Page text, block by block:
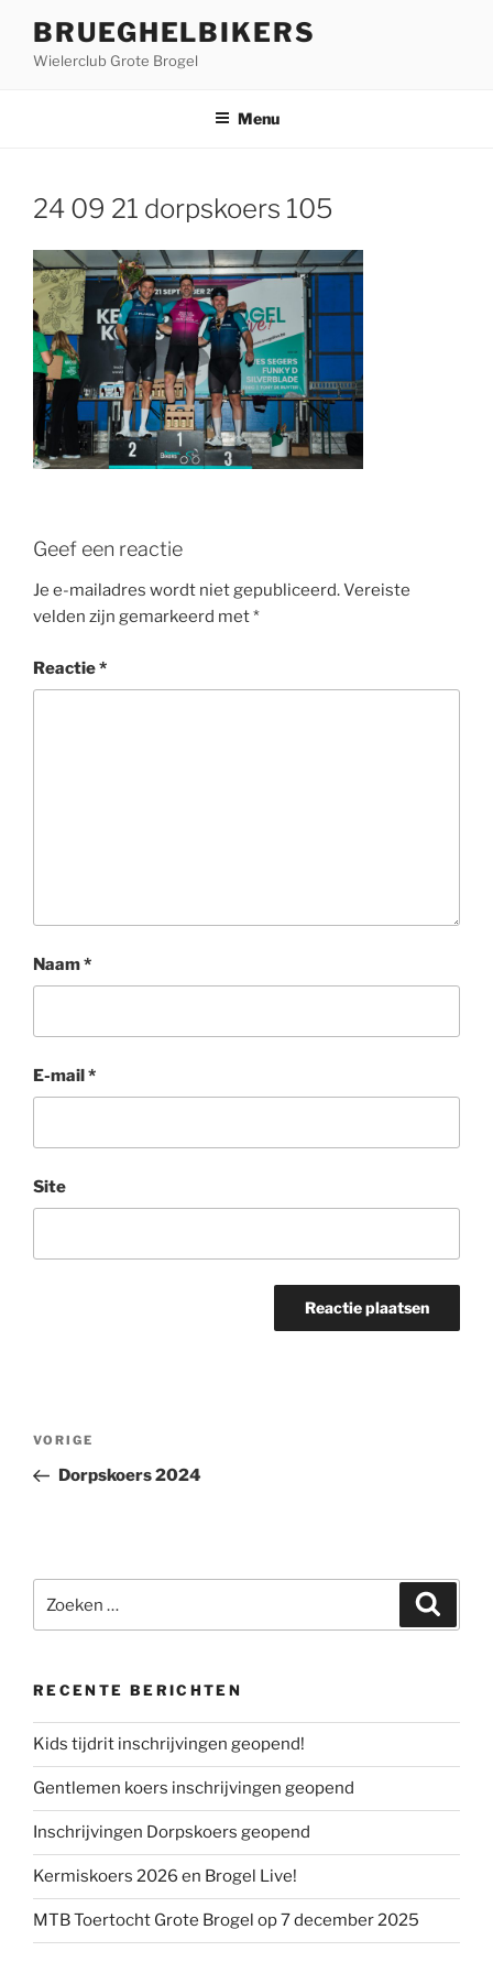
BRUEGHELBIKERS
Wielerclub Grote Brogel
Menu
24 09 21 dorpskoers 105
Geef een reactie
Je e-mailadres wordt niet gepubliceerd.Vereiste
velden zijn gemarkeerd met*
Reactie*
Naam*
E-mail*
Site
Bericht
Vorig
bericht
VORIGE
Dorpskoers 2024
naar:
RECENTE BERICHTEN
Kids tijdrit inschrijvingen geopend!
Gentlemen koers inschrijvingen geopend
Inschrijvingen Dorpskoers geopend
Kermiskoers 2026 en Brogel Live!
MTB Toertocht Grote Brogel op 7 december 2025